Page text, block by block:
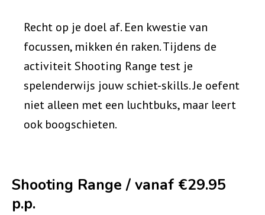
Recht op je doel af. Een kwestie van
focussen, mikken én raken. Tijdens de
activiteit Shooting Range test je
spelenderwijs jouw schiet-skills. Je oefent
niet alleen met een luchtbuks, maar leert
ook boogschieten.
Shooting Range / vanaf €29.95
p.p.